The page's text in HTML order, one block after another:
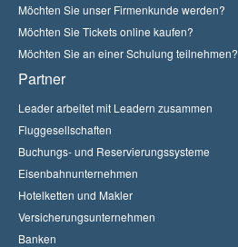
Möchten Sie unser Firmenkunde werden?
Möchten Sie Tickets online kaufen?
Möchten Sie an einer Schulung teilnehmen?
Partner
Leader arbeitet mit Leadern zusammen
Fluggesellschaften
Buchungs- und Reservierungssysteme
Eisenbahnunternehmen
Hotelketten und Makler
Versicherungsunternehmen
Banken